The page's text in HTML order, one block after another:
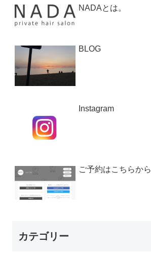
NADAとは。
BLOG
Instagram
ご予約はこちらから
カテゴリー